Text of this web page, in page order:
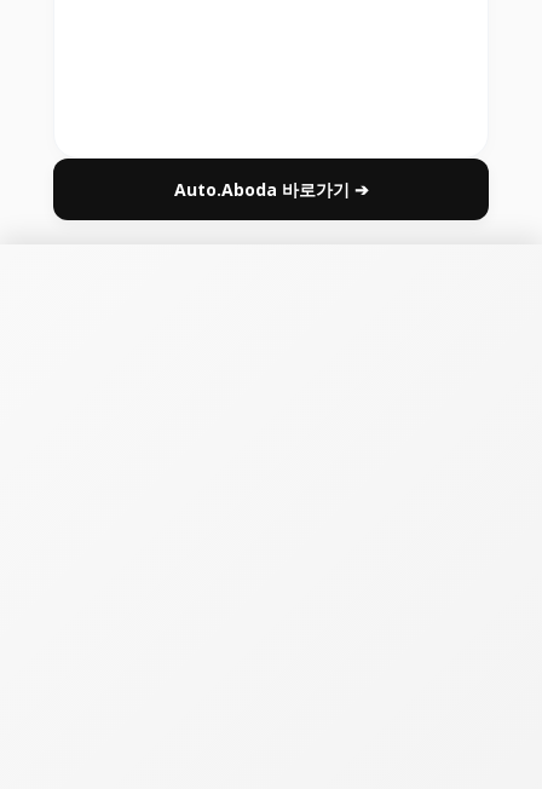
Auto.Aboda 바로가기 ➔